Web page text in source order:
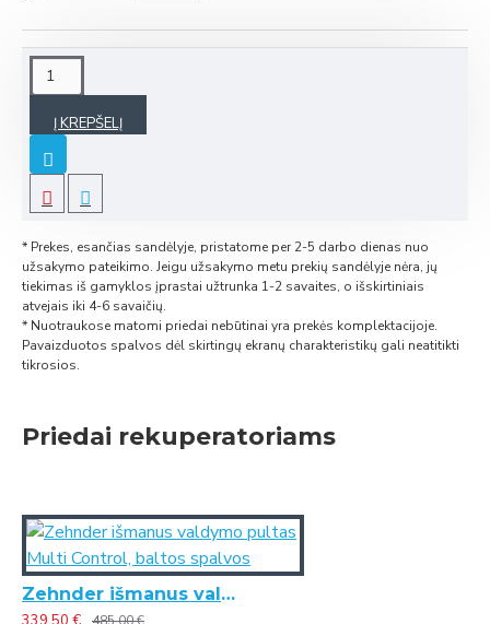
Į KREPŠELĮ
* Prekes, esančias sandėlyje, pristatome per 2-5 darbo dienas nuo
užsakymo pateikimo. Jeigu užsakymo metu prekių sandėlyje nėra, jų
tiekimas iš gamyklos įprastai užtrunka 1-2 savaites, o išskirtiniais
atvejais iki 4-6 savaičių.
* Nuotraukose matomi priedai nebūtinai yra prekės komplektacijoje.
Pavaizduotos spalvos dėl skirtingų ekranų charakteristikų gali neatitikti
tikrosios.
Priedai rekuperatoriams
Zehnder išmanus valdymo pultas Multi Control, baltos spalvos
485.00 €